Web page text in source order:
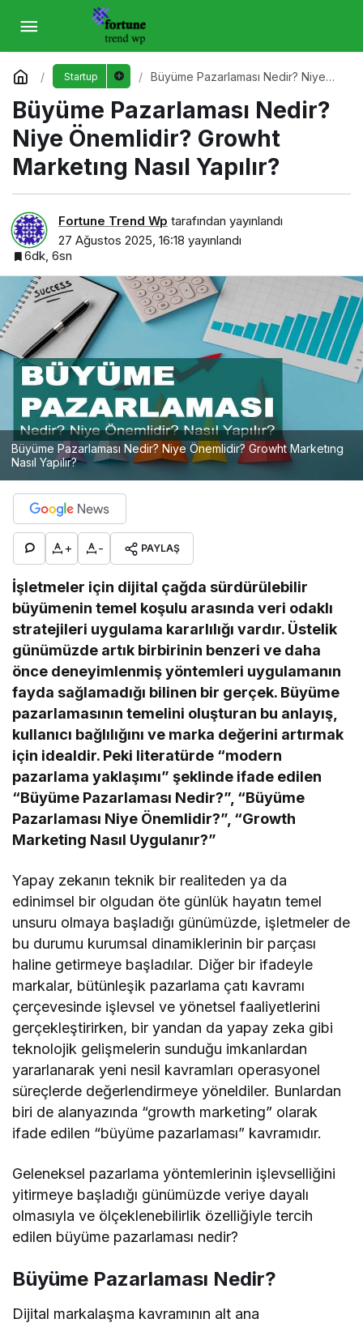
Startup
Büyüme Pazarlaması Nedir? Niye
Yapılır?
Büyüme Pazarlaması Nedir?
Niye Önemlidir? Growht
Marketıng Nasıl Yapılır?
Fortune Trend Wp tarafından yayınlandı
27 Ağustos 2025, 16:18 yayınlandı
6dk, 6sn
Büyüme Pazarlaması Nedir? Niye Önemlidir? Growht Marketıng
Nasıl Yapılır?
+ - PAYLAŞ
İşletmeler için dijital çağda sürdürülebilir
büyümenin temel koşulu arasında veri odaklı
stratejileri uygulama kararlılığı vardır. Üstelik
günümüzde artık birbirinin benzeri ve daha
önce deneyimlenmiş yöntemleri uygulamanın
fayda sağlamadığı bilinen bir gerçek. Büyüme
pazarlamasının temelini oluşturan bu anlayış,
kullanıcı bağlılığını ve marka değerini artırmak
için idealdir. Peki literatürde “modern
pazarlama yaklaşımı” şeklinde ifade edilen
“Büyüme Pazarlaması Nedir?”, “Büyüme
Pazarlaması Niye Önemlidir?”, “Growth
Marketing Nasıl Uygulanır?”
Yapay zekanın teknik bir realiteden ya da
edinimsel bir olgudan öte günlük hayatın temel
unsuru olmaya başladığı günümüzde, işletmeler de
bu durumu kurumsal dinamiklerinin bir parçası
haline getirmeye başladılar. Diğer bir ifadeyle
markalar, bütünleşik pazarlama çatı kavramı
çerçevesinde işlevsel ve yönetsel faaliyetlerini
gerçekleştirirken, bir yandan da yapay zeka gibi
teknolojik gelişmelerin sunduğu imkanlardan
yararlanarak yeni nesil kavramları operasyonel
süreçlerde değerlendirmeye yöneldiler. Bunlardan
biri de alanyazında “growth marketing” olarak
ifade edilen “büyüme pazarlaması” kavramıdır.
Geleneksel pazarlama yöntemlerinin işlevselliğini
yitirmeye başladığı günümüzde veriye dayalı
olmasıyla ve ölçeklenebilirlik özelliğiyle tercih
edilen büyüme pazarlaması nedir?
Büyüme Pazarlaması Nedir?
Dijital markalaşma kavramının alt ana
Büyüme Pazarlaması Nedir? Niye Önemlidir?
Growht Marketıng Nasıl Yapılır?
Yorum Yap